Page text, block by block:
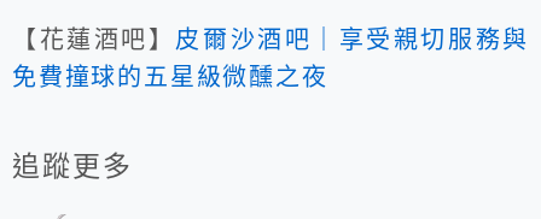
【花蓮酒吧】 皮爾沙酒吧｜享受親切服務與
免費撞球的五星級微醺之夜
追蹤更多